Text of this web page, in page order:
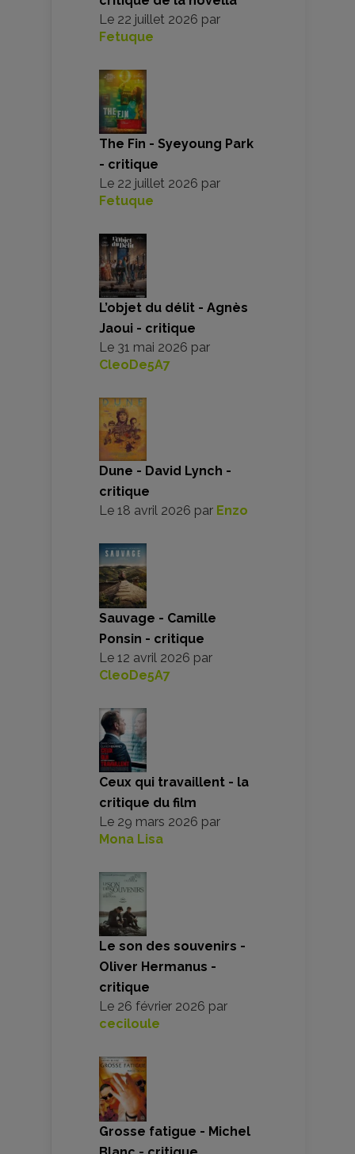
Le 22 juillet 2026 par
Fetuque
The Fin - Syeyoung Park
- critique
Le 22 juillet 2026 par
Fetuque
L’objet du délit - Agnès
Jaoui - critique
Le 31 mai 2026 par
CleoDe5A7
Dune - David Lynch -
critique
Le 18 avril 2026 par Enzo
Sauvage - Camille
Ponsin - critique
Le 12 avril 2026 par
CleoDe5A7
Ceux qui travaillent - la
critique du film
Le 29 mars 2026 par
Mona Lisa
Le son des souvenirs -
Oliver Hermanus -
critique
Le 26 février 2026 par
ceciloule
Grosse fatigue - Michel